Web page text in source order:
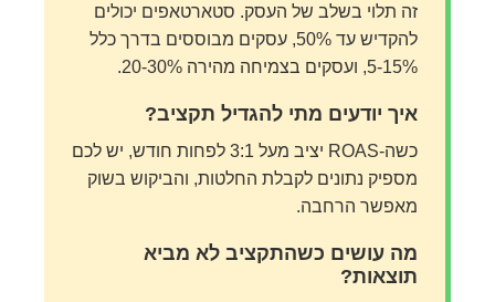
זה תלוי בשלב של העסק. סטארטאפים יכולים
להקדיש עד 50%, עסקים מבוססים בדרך כלל
5-15%, ועסקים בצמיחה מהירה 20-30%.
איך יודעים מתי להגדיל תקציב?
כשה-ROAS יציב מעל 3:1 לפחות חודש, יש לכם
מספיק נתונים לקבלת החלטות, והביקוש בשוק
מאפשר הרחבה.
מה עושים כשהתקציב לא מביא
תוצאות?